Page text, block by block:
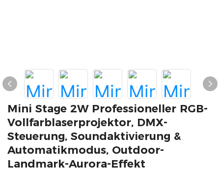
Mini Stage 2W Professioneller RGB-
Vollfarblaserprojektor, DMX-
Steuerung, Soundaktivierung &
Automatikmodus, Outdoor-
Landmark-Aurora-Effekt